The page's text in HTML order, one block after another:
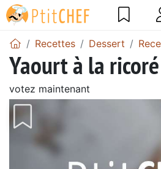
Recettes Dessert
Yaourt à la ricoré
votez maintenant